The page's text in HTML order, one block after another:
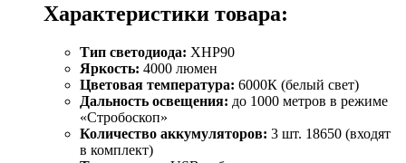
Характеристики товара:
Тип светодиода: XHP90
Яркость: 4000 люмен
Цветовая температура: 6000К (белый свет)
Дальность освещения: до 1000 метров в режиме
«Стробоскоп»
Количество аккумуляторов: 3 шт. 18650 (входят
в комплект)